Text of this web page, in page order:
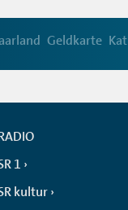
Geldkarte
1
kultur